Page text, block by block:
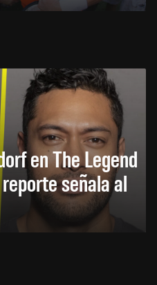
en The Legend
señala al